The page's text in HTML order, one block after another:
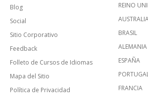
Blog
Social
Sitio Corporativo
Feedback
Folleto de Cursos de Idiomas
Mapa del Sitio
Política de Privacidad
REINO
BRASIL
ALEMANIA
ESPAÑA
FRANCIA